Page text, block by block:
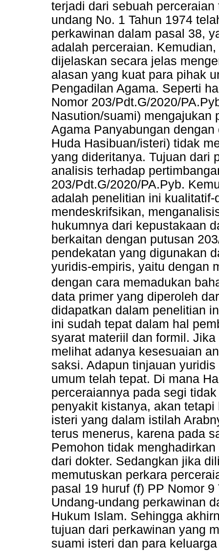
terjadi dari sebuah
undang No. 1 Tahun 1974
perkawinan dalam pasal 38,
adalah perceraian.
dijelaskan secara jelas
alasan yang kuat para pihak
Pengadilan Agama. Seperti
Nomor 203/Pdt.G/2020/
Nasution/suami) mengajukan
Agama Panyabungan
Huda Hasibuan/isteri) tidak
yang dideritanya. Tujuan dari
analisis terhadap
203/Pdt.G/2020/PA.Pyb.
adalah penelitian ini
mendeskrifsikan,
hukumnya dari kepustakaan
berkaitan dengan putusan
pendekatan yang digunakan
yuridis-empiris, yaitu dengan
dengan cara memadukan
data primer yang diperoleh
didapatkan dalam penelitian
ini sudah tepat dalam hal
syarat materiil dan formil.
melihat adanya kesesuaian
saksi. Adapun tinjauan
umum telah tepat. Di mana
perceraiannya pada segi
penyakit kistanya, akan
isteri yang dalam istilah
terus menerus, karena pada
Pemohon tidak
dari dokter. Sedangkan jika
memutuskan perkara
pasal 19 huruf (f) PP Nomor
Undang-undang perkawinan
Hukum Islam. Sehingga
tujuan dari perkawinan yang
suami isteri dan para